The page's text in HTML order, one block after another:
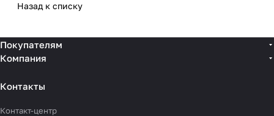
Назад к списку
Покупателям
Компания
Контакты
Контакт-центр